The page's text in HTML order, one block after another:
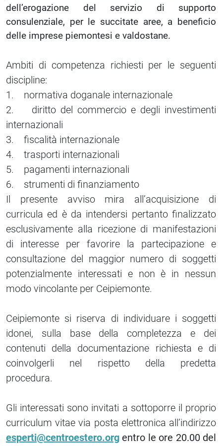
dell’erogazione del servizio di supporto
consulenziale, per le succitate aree, a beneficio
delle imprese piemontesi e valdostane.
Ambiti di competenza richiesti per le seguenti
discipline:
1. normativa doganale internazionale
2. diritto del commercio e degli investimenti
internazionali
3. fiscalità internazionale
4. trasporti internazionali
5. pagamenti internazionali
6. strumenti di finanziamento
Il presente avviso mira all’acquisizione di
curricula ed è da intendersi pertanto finalizzato
esclusivamente alla ricezione di manifestazioni
di interesse per favorire la partecipazione e
consultazione del maggior numero di soggetti
potenzialmente interessati e non è in nessun
modo vincolante per Ceipiemonte.
Ceipiemonte si riserva di individuare i soggetti
idonei, sulla base della completezza e dei
contenuti della documentazione richiesta e di
coinvolgerli nel rispetto della predetta
procedura.
Gli interessati sono invitati a sottoporre il proprio
curriculum vitae via posta elettronica all’indirizzo
esperti@centroestero.org entro le ore 20.00 del